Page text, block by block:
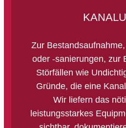
Zur
oder -sanierungen, zur
Störfällen wie
Gründe, die eine
Wir liefern das
leistungsstarkes